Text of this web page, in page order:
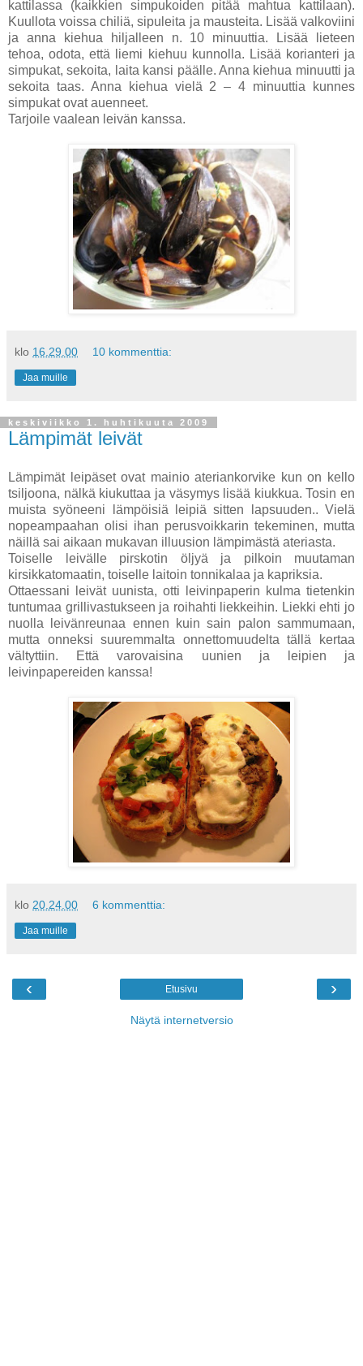
kattilassa (kaikkien simpukoiden pitää mahtua kattilaan).
Kuullota voissa chiliä, sipuleita ja mausteita. Lisää valkoviini
ja anna kiehua hiljalleen n. 10 minuuttia. Lisää lieteen
tehoa, odota, että liemi kiehuu kunnolla. Lisää korianteri ja
simpukat, sekoita, laita kansi päälle. Anna kiehua minuutti ja
sekoita taas. Anna kiehua vielä 2 – 4 minuuttia kunnes
simpukat ovat auenneet.
Tarjoile vaalean leivän kanssa.
klo 16.29.00 10 kommenttia:
Jaa muille
keskiviikko 1. huhtikuuta 2009
Lämpimät leivät
Lämpimät leipäset ovat mainio ateriankorvike kun on kello
tsiljoona, nälkä kiukuttaa ja väsymys lisää kiukkua. Tosin en
muista syöneeni lämpöisiä leipiä sitten lapsuuden.. Vielä
nopeampaahan olisi ihan perusvoikkarin tekeminen, mutta
näillä sai aikaan mukavan illuusion lämpimästä ateriasta.
Toiselle leivälle pirskotin öljyä ja pilkoin muutaman
kirsikkatomaatin, toiselle laitoin tonnikalaa ja kapriksia.
Ottaessani leivät uunista, otti leivinpaperin kulma tietenkin
tuntumaa grillivastukseen ja roihahti liekkeihin. Liekki ehti jo
nuolla leivänreunaa ennen kuin sain palon sammumaan,
mutta onneksi suuremmalta onnettomuudelta tällä kertaa
vältyttiin. Että varovaisina uunien ja leipien ja
leivinpapereiden kanssa!
klo 20.24.00 6 kommenttia:
Jaa muille
‹ ›
Etusivu
Näytä internetversio